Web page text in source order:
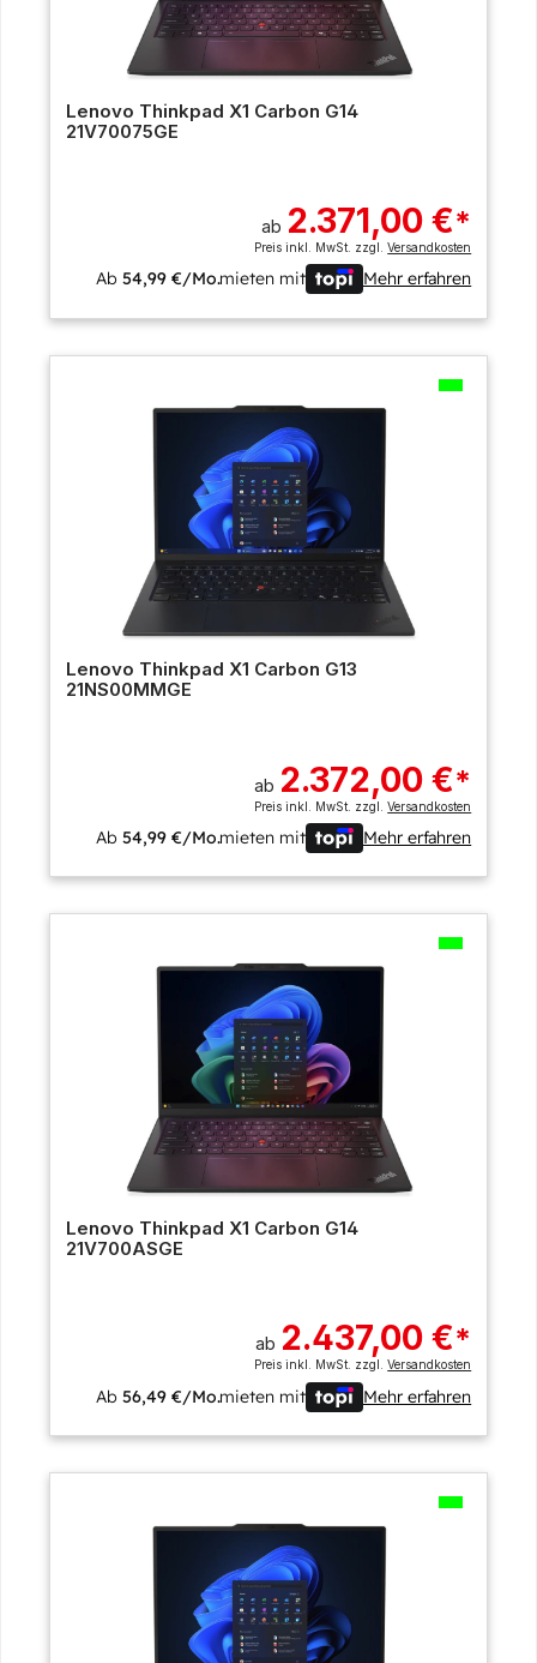
Lenovo Thinkpad X1 Carbon G14
21V70075GE
ab 2.371,00 €*
Preis inkl. MwSt. zzgl.Versandkosten
Ab54,99 €/Mo.mieten mit Mehr erfahren
Lenovo Thinkpad X1 Carbon G13
21NS00MMGE
ab 2.372,00 €*
Preis inkl. MwSt. zzgl.Versandkosten
Ab54,99 €/Mo.mieten mit Mehr erfahren
Lenovo Thinkpad X1 Carbon G14
21V700ASGE
ab 2.437,00 €*
Preis inkl. MwSt. zzgl.Versandkosten
Ab56,49 €/Mo.mieten mit Mehr erfahren